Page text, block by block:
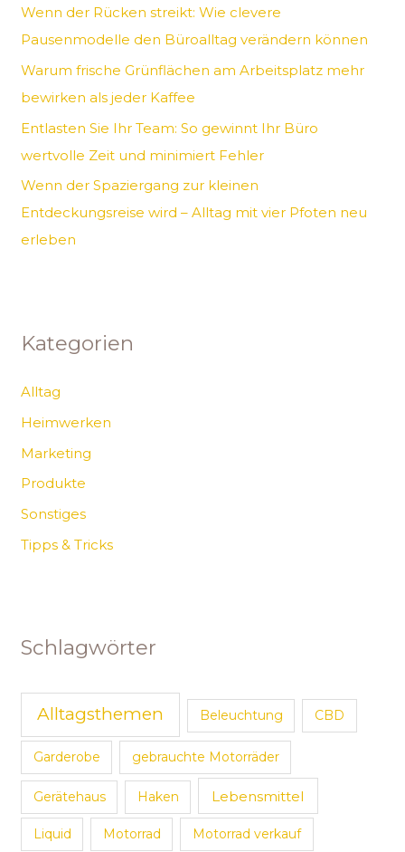
c
h
:
Wenn der Rücken streikt: Wie clevere
Pausenmodelle den Büroalltag verändern können
Warum frische Grünflächen am Arbeitsplatz mehr
bewirken als jeder Kaffee
Entlasten Sie Ihr Team: So gewinnt Ihr Büro
wertvolle Zeit und minimiert Fehler
Wenn der Spaziergang zur kleinen
Entdeckungsreise wird – Alltag mit vier Pfoten neu
erleben
Kategorien
Alltag
Heimwerken
Marketing
Produkte
Sonstiges
Tipps & Tricks
Schlagwörter
Alltagsthemen Beleuchtung CBD
Garderobe gebrauchte Motorräder
Gerätehaus Haken Lebensmittel
Liquid Motorrad Motorrad verkauf